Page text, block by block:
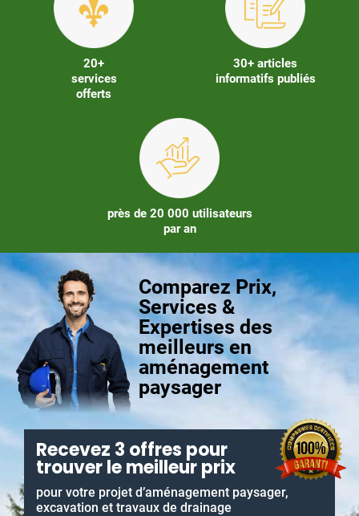
20+
services
offerts
30+ articles
informatifs publiés
près de 20 000 utilisateurs
par an
Comparez Prix,
Services &
Expertises des
meilleurs en
aménagement
paysager
Recevez 3 offres pour
trouver le meilleur prix
pour votre projet d’aménagement paysager,
excavation et travaux de drainage